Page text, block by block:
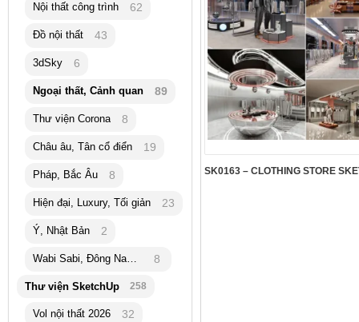
Nội thất công trình 62
Đồ nội thất 43
3dSky 6
Ngoại thất, Cảnh quan 89
Thư viện Corona 8
Châu âu, Tân cổ điển 19
Pháp, Bắc Âu 8
Hiện đại, Luxury, Tối giản 23
Ý, Nhật Bản 2
Wabi Sabi, Đông Nam Á 8
Thư viện SketchUp 258
Vol nội thất 2026 32